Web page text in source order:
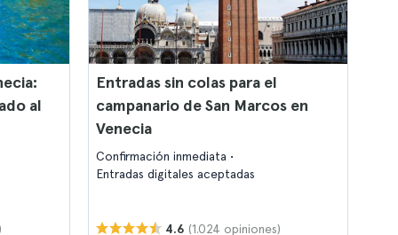
al
Entradas sin colas para el
campanario de San Marcos en
Venecia
Confirmación inmediata
Entradas digitales aceptadas
4.6 (1.024 opiniones)